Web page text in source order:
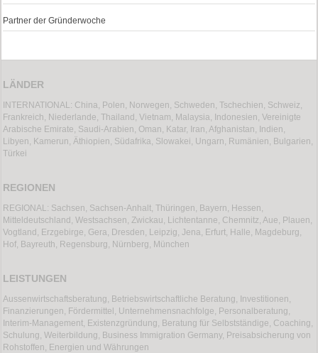
Partner der Gründerwoche
LÄNDER
INTERNATIONAL: China, Polen, Norwegen, Schweden, Tschechien, Schweiz,
Frankreich, Niederlande, Thailand, Vietnam, Malaysia, Indonesien, Vereinigte
Arabische Emirate, Saudi-Arabien, Oman, Katar, Iran, Afghanistan, Indien,
Libyen, Kamerun, Äthiopien, Südafrika, Slowakei, Ungarn, Rumänien, Bulgarien,
Türkei
REGIONEN
REGIONAL: Sachsen, Sachsen-Anhalt, Thüringen, Bayern, Hessen,
Mitteldeutschland, Westsachsen, Zwickau, Lichtentanne, Chemnitz, Aue, Plauen,
Vogtland, Erzgebirge, Gera, Dresden, Leipzig, Jena, Erfurt, Halle, Magdeburg,
Hof, Bayreuth, Regensburg, Nürnberg, München
LEISTUNGEN
Aussenwirtschaftsberatung, Betriebswirtschaftliche Beratung, Investitionen,
Finanzierungen, Fördermittel, Unternehmensnachfolge, Personalberatung,
Interim-Management, Existenzgründung, Beratung für Selbstständige, Coaching,
Schulung, Weiterbildung, Business Immigration Germany, Preisabsicherung von
Rohstoffen, Energien und Währungen